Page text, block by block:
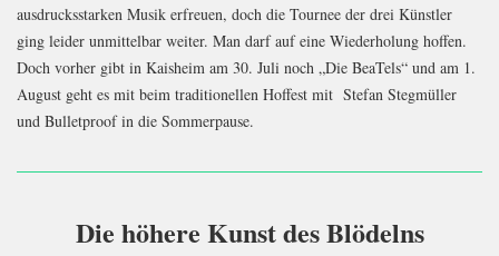
ausdrucksstarken Musik erfreuen, doch die Tournee der drei Künstler
ging leider unmittelbar weiter. Man darf auf eine Wiederholung hoffen.
Doch vorher gibt in Kaisheim am 30. Juli noch „Die BeaTels“ und am 1.
August geht es mit beim traditionellen Hoffest mit Stefan Stegmüller
und Bulletproof in die Sommerpause.
Die höhere Kunst des Blödelns